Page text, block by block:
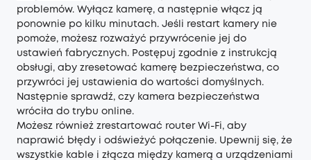
problemów. Wyłącz kamerę, a następnie włącz ją
ponownie po kilku minutach. Jeśli restart kamery nie
pomoże, możesz rozważyć przywrócenie jej do
ustawień fabrycznych. Postępuj zgodnie z instrukcją
obsługi, aby zresetować kamerę bezpieczeństwa, co
przywróci jej ustawienia do wartości domyślnych.
Następnie sprawdź, czy kamera bezpieczeństwa
wróciła do trybu online.
Możesz również zrestartować router Wi-Fi, aby
naprawić błędy i odświeżyć połączenie. Upewnij się, że
wszystkie kable i złącza między kamerą a urządzeniami